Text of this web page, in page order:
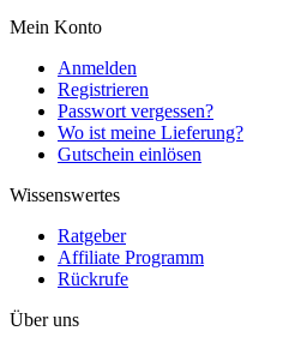
Mein Konto
Anmelden
Registrieren
Passwort vergessen?
Wo ist meine Lieferung?
Gutschein einlösen
Wissenswertes
Ratgeber
Affiliate Programm
Rückrufe
Über uns